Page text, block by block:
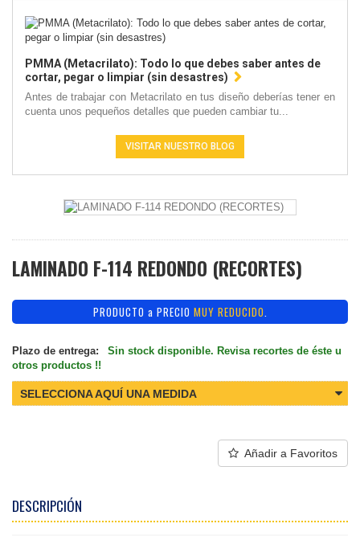
PMMA (Metacrilato): Todo lo que debes saber antes de
cortar, pegar o limpiar (sin desastres)
Antes de trabajar con Metacrilato en tus diseño deberías tener en
cuenta unos pequeños detalles que pueden cambiar tu...
VISITAR NUESTRO BLOG
LAMINADO F-114 REDONDO (RECORTES)
PRODUCTO a PRECIO MUY REDUCIDO.
Plazo de entrega:
Sin stock disponible. Revisa recortes de éste u
otros productos !!
SELECCIONA AQUÍ UNA MEDIDA
Añadir a Favoritos
DESCRIPCIÓN